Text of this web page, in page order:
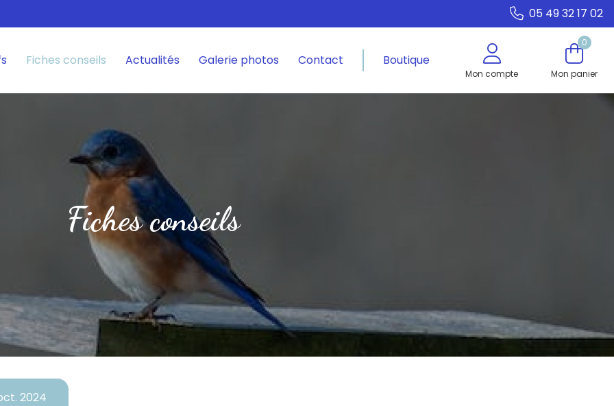
05 49 32 17 02
Fiches conseils Actualités Galerie photos Contact Boutique
Mon compte
0
Mon panier
Fiches conseils
2024